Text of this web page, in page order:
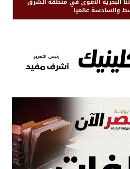
والسادسة عالميا